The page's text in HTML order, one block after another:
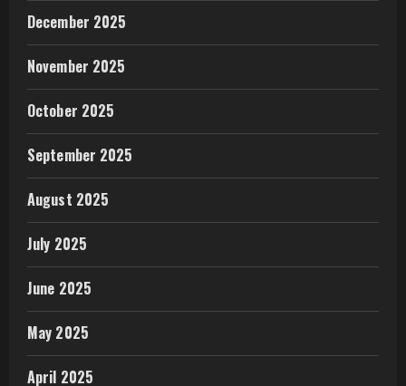
December 2025
November 2025
October 2025
September 2025
August 2025
July 2025
June 2025
May 2025
April 2025